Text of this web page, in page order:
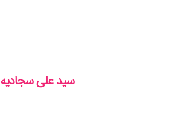
سید علی سجادیه